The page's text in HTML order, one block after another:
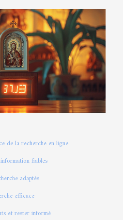
de la recherche en ligne
fiables
adaptés
efficace
et rester informé